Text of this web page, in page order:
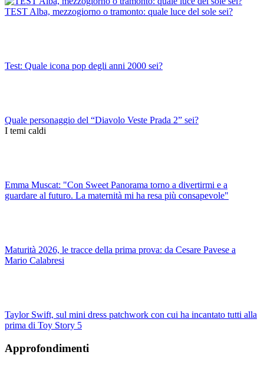
TEST Alba, mezzogiorno o tramonto: quale luce del sole sei?
Test: Quale icona pop degli anni 2000 sei?
Quale personaggio del “Diavolo Veste Prada 2” sei?
I temi caldi
Emma Muscat: "Con Sweet Panorama torno a divertirmi e a
guardare al futuro. La maternità mi ha resa più consapevole"
Maturità 2026, le tracce della prima prova: da Cesare Pavese a
Mario Calabresi
Taylor Swift, sul mini dress patchwork con cui ha incantato tutti alla
prima di Toy Story 5
Approfondimenti